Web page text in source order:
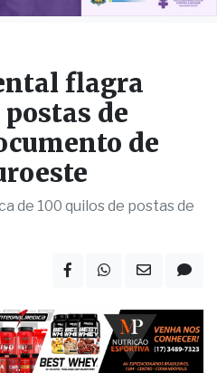
flagra
de
de
de 100 quilos de postas de